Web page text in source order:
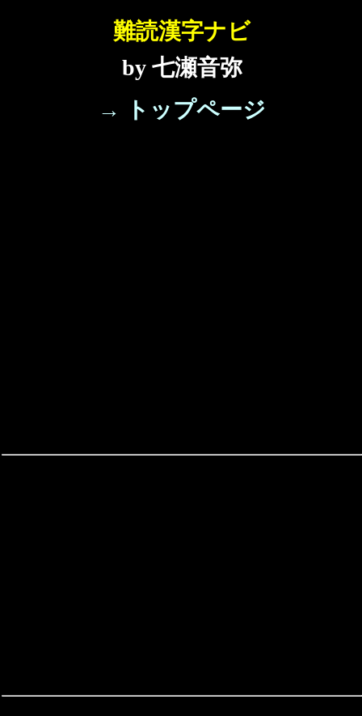
難読漢字ナビ
by 七瀬音弥
→ トップページ